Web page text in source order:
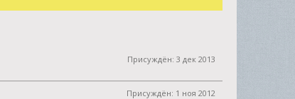
Присуждён: 3 дек 2013
Присуждён: 1 ноя 2012